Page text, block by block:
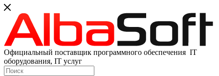
Официальный поставщик программного обеспечения IT
оборудования, IT услуг